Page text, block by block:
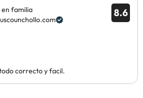
8.6
en familia
correcto y facil.